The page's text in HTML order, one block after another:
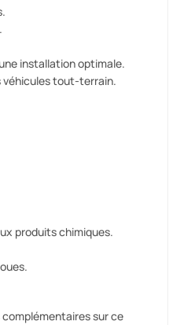
installation optimale.
véhicules tout-terrain.
produits chimiques.
sur ce